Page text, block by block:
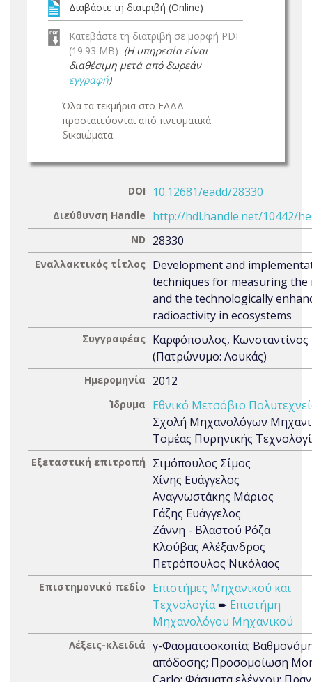
Διαβάστε τη διατριβή (Online)
Κατεβάστε τη διατριβή σε μορφή PDF
(19.93 MB) (Η υπηρεσία είναι
διαθέσιμη μετά από δωρεάν
εγγραφή)
Όλα τα τεκμήρια στο ΕΑΔΔ
προστατεύονται από πνευματικά
δικαιώματα.
DOI 10.12681/eadd/28330
Διεύθυνση Handle http://hdl.handle.net/10442/
ND 28330
Εναλλακτικός τίτλος Development and
techniques for measuring the
and the technologically
radioactivity in ecosystems
Συγγραφέας Καρφόπουλος, Κωνσταντίνος
(Πατρώνυμο: Λουκάς)
Ημερομηνία 2012
Ίδρυμα
Εθνικό Μετσόβιο
Σχολή Μηχανολόγων
Τομέας Πυρηνικής
Εξεταστική επιτροπή
Σιμόπουλος Σίμος
Χίνης Ευάγγελος
Αναγνωστάκης Μάριος
Γάζης Ευάγγελος
Ζάννη - Βλαστού Ρόζα
Κλούβας Αλέξανδρος
Πετρόπουλος Νικόλαος
Επιστημονικό πεδίο
Επιστήμες Μηχανικού και
Τεχνολογία➨ Επιστήμη
Μηχανολόγου Μηχανικού
Λέξεις-κλειδιά γ-Φασματοσκοπία;
απόδοσης; Προσομοίωση